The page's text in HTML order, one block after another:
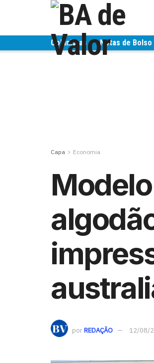
Colunistas Notas de Bolso
Capa Economia
porREDAÇÃO 12/08/